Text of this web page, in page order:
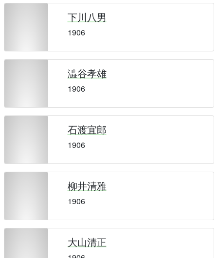
下川八男
1906
澁谷孝雄
1906
石渡宜郎
1906
柳井清雅
1906
大山清正